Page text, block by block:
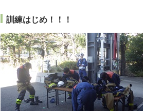
訓練はじめ！！！